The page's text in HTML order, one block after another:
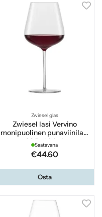
Zwiesel glas
Zwiesel lasi Vervino
monipuolinen punaviinilasi
68,5 cl 2 kpl
Saatavana
€44.60
Osta